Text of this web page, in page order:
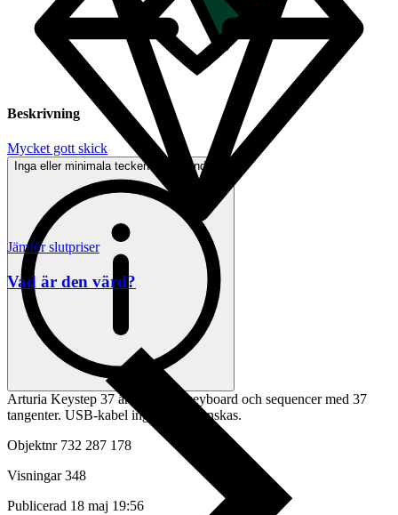
Beskrivning
Mycket gott skick
Inga eller minimala tecken på användning
Arturia Keystep 37 är ett MIDI-keyboard och sequencer med 37
tangenter. USB-kabel ingår om så önskas.
Objektnr 732 287 178
Visningar 348
Publicerad 18 maj 19:56
Jämför slutpriser
Vad är den värd?